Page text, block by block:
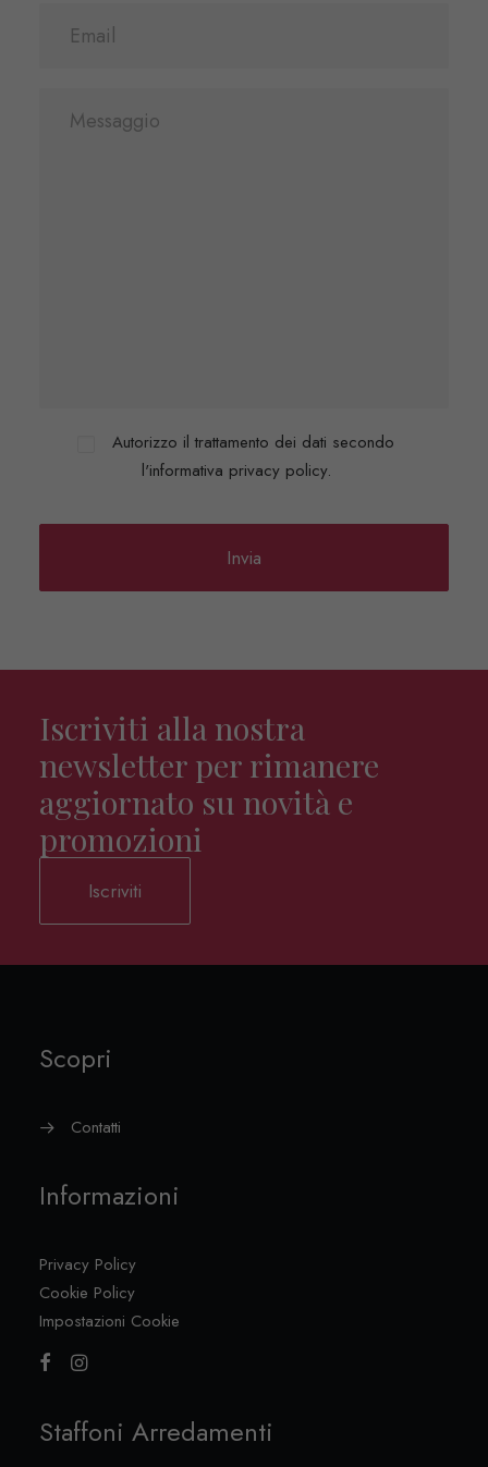
Autorizzo il trattamento dei dati secondo
l'informativa privacy policy.
Iscriviti alla nostra
newsletter per rimanere
aggiornato su novità e
promozioni
Iscriviti
Scopri
Contatti
Informazioni
Privacy Policy
Cookie Policy
Impostazioni Cookie
Staffoni Arredamenti